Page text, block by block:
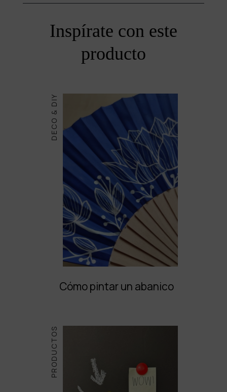
Inspírate con este
producto
DECO & DIY
Cómo pintar un abanico
PRODUCTOS